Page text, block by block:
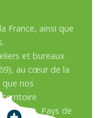
France, ainsi que
et bureaux
au cœur de la
que nos
territoire
(Paris), Pays de